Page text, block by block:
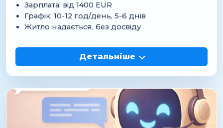
Зарплата: від 1400 EUR
Графік: 10-12 год/день, 5-6 днів
Житло надається, без досвіду
Детальніше